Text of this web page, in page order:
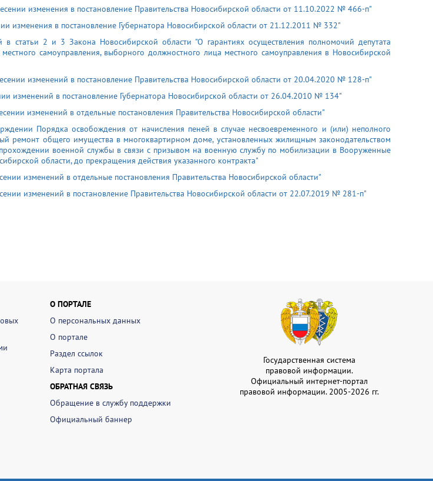
изменения в постановление Правительства Новосибирской области от 11.10.2022 № 466-п"
изменения в постановление Губернатора Новосибирской области от 21.12.2011 № 332"
2 и 3 Закона Новосибирской области "О гарантиях осуществления полномочий депутата
самоуправления, выборного должностного лица местного самоуправления в Новосибирской
изменений в постановление Правительства Новосибирской области от 20.04.2020 № 128-п"
изменений в постановление Губернатора Новосибирской области от 26.04.2010 № 134"
изменений в отдельные постановления Правительства Новосибирской области"
Порядка освобождения от начисления пеней в случае несвоевременного и (или) неполного
ремонт общего имущества в многоквартирном доме, установленных жилищным законодательством
военной службы в связи с призывом на военную службу по мобилизации в Вооруженные
области, до прекращения действия указанного контракта"
изменений в отдельные постановления Правительства Новосибирской области"
изменений в постановление Правительства Новосибирской области от 22.07.2019 № 281-п"
О ПОРТАЛЕ
О персональных данных
О портале
Раздел ссылок
Карта портала
ОБРАТНАЯ СВЯЗЬ
Обращение в службу поддержки
Официальный баннер
Государственная система
правовой информации.
Официальный интернет-портал
правовой информации. 2005-2026 гг.